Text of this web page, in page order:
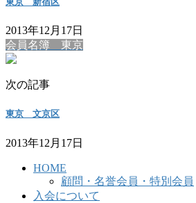
2013年12月17日
会員名簿 東京
次の記事
東京 文京区
2013年12月17日
HOME
顧問・名誉会員・特別会員
入会について